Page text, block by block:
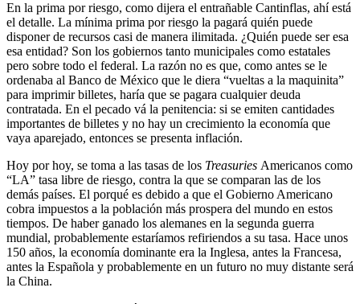
En la prima por riesgo, como dijera el entrañable Cantinflas, ahí está
el detalle. La mínima prima por riesgo la pagará quién puede
disponer de recursos casi de manera ilimitada. ¿Quién puede ser esa
esa entidad? Son los gobiernos tanto municipales como estatales
pero sobre todo el federal. La razón no es que, como antes se le
ordenaba al Banco de México que le diera “vueltas a la maquinita”
para imprimir billetes, haría que se pagara cualquier deuda
contratada. En el pecado vá la penitencia: si se emiten cantidades
importantes de billetes y no hay un crecimiento la economía que
vaya aparejado, entonces se presenta inflación.
Hoy por hoy, se toma a las tasas de los Treasuries Americanos como
“LA” tasa libre de riesgo, contra la que se comparan las de los
demás países. El porqué es debido a que el Gobierno Americano
cobra impuestos a la población más prospera del mundo en estos
tiempos. De haber ganado los alemanes en la segunda guerra
mundial, probablemente estaríamos refiriendos a su tasa. Hace unos
150 años, la economía dominante era la Inglesa, antes la Francesa,
antes la Española y probablemente en un futuro no muy distante será
la China.